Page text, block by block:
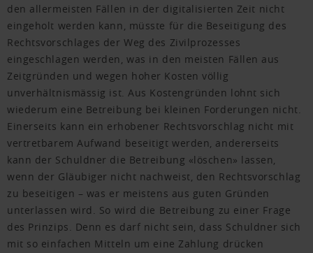
den allermeisten Fällen in der digitalisierten Zeit nicht
eingeholt werden kann, müsste für die Beseitigung des
Rechtsvorschlages der Weg des Zivilprozesses
eingeschlagen werden, was in den meisten Fällen aus
Zeitgründen und wegen hoher Kosten völlig
unverhältnismässig ist. Aus Kostengründen lohnt sich
wiederum eine Betreibung bei kleinen Forderungen nicht.
Einerseits kann ein erhobener Rechtsvorschlag nicht mit
vertretbarem Aufwand beseitigt werden, andererseits
kann der Schuldner die Betreibung «löschen» lassen,
wenn der Gläubiger nicht nachweist, den Rechtsvorschlag
zu beseitigen – was er meistens aus guten Gründen
unterlassen wird. So wird die Betreibung zu einer Frage
des Prinzips. Denn es darf nicht sein, dass Schuldner sich
mit so einfachen Mitteln um eine Zahlung drücken